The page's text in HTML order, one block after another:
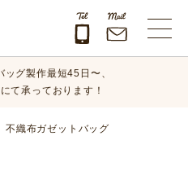
、素材、数量、納期など、
相談ください！
グ製作最短45日〜、
て承っております！
、素材、数量、納期など、
不織布ガゼットバッグ